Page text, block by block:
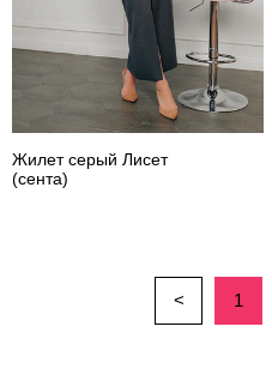
Жилет серый Лисет
(сента)
< 1